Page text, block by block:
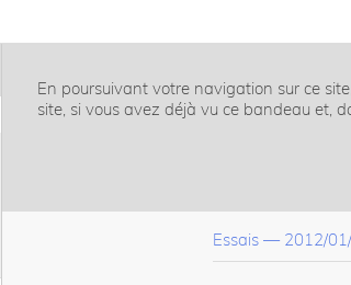
En poursuivant votre navigation sur ce
site, si vous avez déjà vu ce bandeau et,
Essais — 2012/